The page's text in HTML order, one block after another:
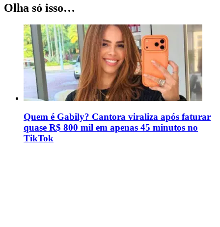
Olha só isso…
Quem é Gabily? Cantora viraliza após faturar
quase R$ 800 mil em apenas 45 minutos no
TikTok